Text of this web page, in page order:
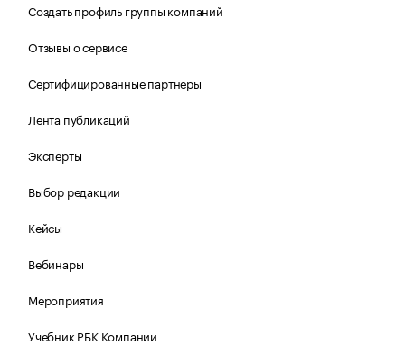
Создать профиль группы компаний
Отзывы о сервисе
Сертифицированные партнеры
Лента публикаций
Эксперты
Выбор редакции
Кейсы
Вебинары
Мероприятия
Учебник РБК Компании